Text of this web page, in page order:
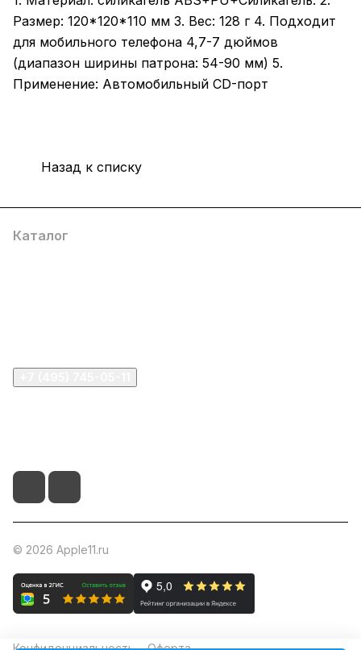
Размер: 120*120*110 мм 3. Вес: 128 г 4. Подходит
для мобильного телефона 4,7-7 дюймов
(диапазон ширины патрона: 54-90 мм) 5.
Применение: Автомобильный CD-порт
Назад к списку
Каталог
© 2026 Apple11.ru